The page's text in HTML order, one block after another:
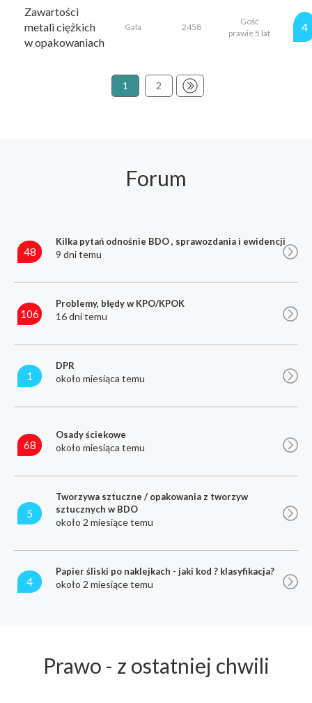
Zawartości
metali ciężkich
w opakowaniach
Gala 2458
Gość
prawie 5 lat
4
1 2
Forum
48
Kilka pytań odnośnie BDO , sprawozdania i ewidencji
9 dni temu
106
Problemy, błędy w KPO/KPOK
16 dni temu
1
DPR
około miesiąca temu
68
Osady ściekowe
około miesiąca temu
5
Tworzywa sztuczne / opakowania z tworzyw
sztucznych w BDO
około 2 miesiące temu
4
Papier śliski po naklejkach - jaki kod ? klasyfikacja?
około 2 miesiące temu
Prawo - z ostatniej chwili